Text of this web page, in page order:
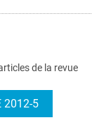
de la revue
2012-5